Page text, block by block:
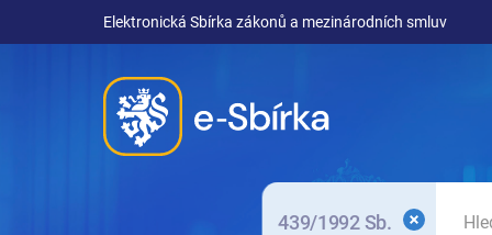
Elektronická Sbírka zákonů a mezinárodních smluv
439/1992 Sb.